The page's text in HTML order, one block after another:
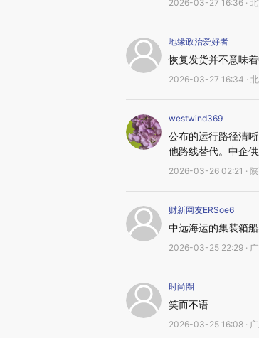
2026-03-27 16:36 ·
地缘政治爱好者
恢复发货并不意味
2026-03-27 16:34 ·
westwind369
公布的运行路径清
他路线替代。中企供
2026-03-26 02:21 ·
财新网友ERSoe6
中远海运的集装箱
2026-03-25 22:29 ·
时尚圈
笑而不语
2026-03-25 16:08 ·